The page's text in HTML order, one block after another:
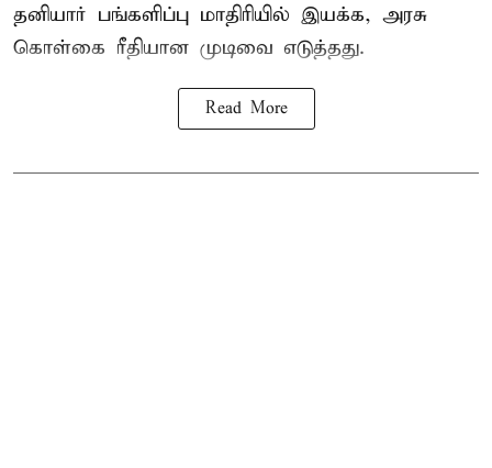
தனியார் பங்களிப்பு மாதிரியில் இயக்க, அரசு
கொள்கை ரீதியான முடிவை எடுத்தது.
Read More